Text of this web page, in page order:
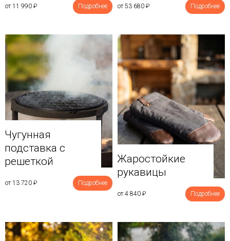
от 11 990 ₽ Подробнее от 53 680 ₽ Подробнее
Чугунная
подставка с
решеткой
от 13 720 ₽ Подробнее
Жаростойкие
рукавицы
от 4 840 ₽ Подробнее